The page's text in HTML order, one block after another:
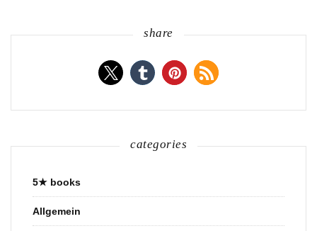
share
categories
5★ books
Allgemein